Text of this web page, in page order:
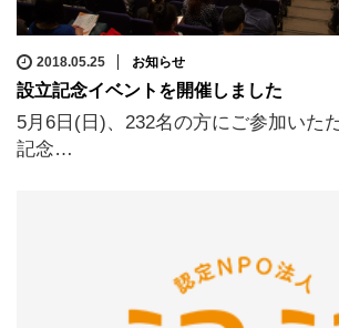
2018.05.25 お知らせ
設立記念イベントを開催しました
5月6日(日)、232名の方にご参加いた
記念…